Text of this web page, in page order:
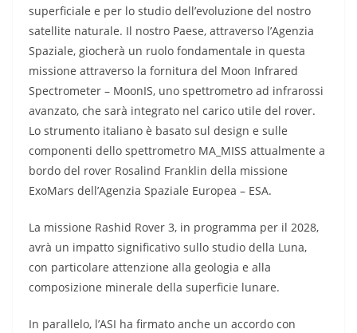
superficiale e per lo studio dell’evoluzione del nostro
satellite naturale. Il nostro Paese, attraverso l’Agenzia
Spaziale, giocherà un ruolo fondamentale in questa
missione attraverso la fornitura del Moon Infrared
Spectrometer – MoonIS, uno spettrometro ad infrarossi
avanzato, che sarà integrato nel carico utile del rover.
Lo strumento italiano è basato sul design e sulle
componenti dello spettrometro MA_MISS attualmente a
bordo del rover Rosalind Franklin della missione
ExoMars dell’Agenzia Spaziale Europea – ESA.
La missione Rashid Rover 3, in programma per il 2028,
avrà un impatto significativo sullo studio della Luna,
con particolare attenzione alla geologia e alla
composizione minerale della superficie lunare.
In parallelo, l’ASI ha firmato anche un accordo con